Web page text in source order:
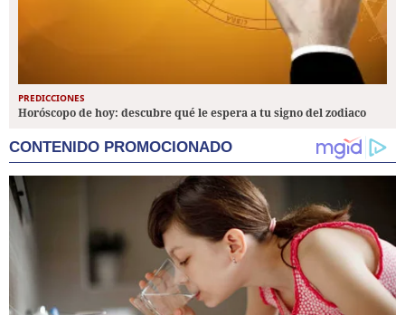
PREDICCIONES
Horóscopo de hoy: descubre qué le espera a tu signo del zodiaco
CONTENIDO PROMOCIONADO